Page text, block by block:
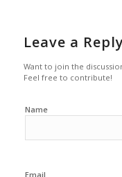
Leave a Reply
Want to join the
Feel free to contribute!
Name
Email